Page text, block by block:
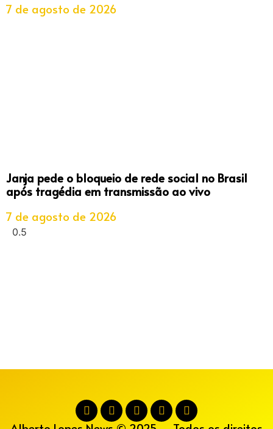
7 de agosto de 2026
Janja pede o bloqueio de rede social no Brasil
após tragédia em transmissão ao vivo
7 de agosto de 2026